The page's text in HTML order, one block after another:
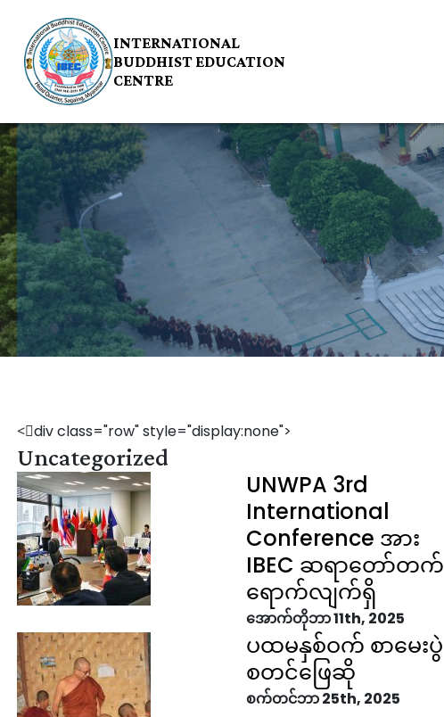
INTERNATIONAL
BUDDHIST EDUCATION
CENTRE
<ာdiv class="row" style="display:none">
Uncategorized
UNWPA 3rd
International
Conference အား
IBEC ဆရာတော်တက်
ရောက်လျက်ရှိ
အောက်တိုဘာ 11th, 2025
ပထမနှစ်ဝက် စာမေးပွဲ
စတင်ဖြေဆို
စက်တင်ဘာ 25th, 2025